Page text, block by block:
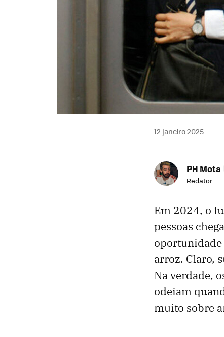
12 janeiro 2025
PH Mota
Redator
Em 2024, o
pessoas
oportunidade
arroz. Claro,
Na verdade,
odeiam
muito sobre